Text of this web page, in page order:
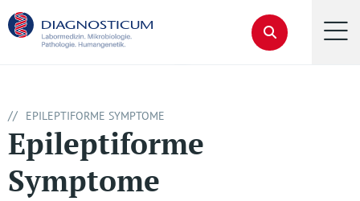
// EPILEPTIFORME SYMPTOME
Epileptiforme
Symptome